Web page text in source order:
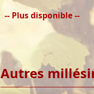
-- Plus disponible --
Autres